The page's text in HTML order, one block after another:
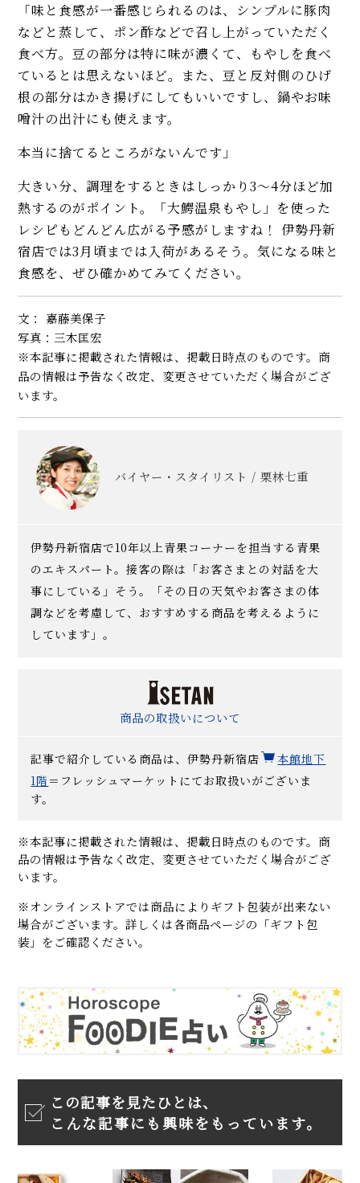
「味と食感が一番感じられるのは、シンプルに豚肉
などと蒸して、ポン酢などで召し上がっていただく
食べ方。豆の部分は特に味が濃くて、もやしを食べ
ているとは思えないほど。また、豆と反対側のひげ
根の部分はかき揚げにしてもいいですし、鍋やお味
噌汁の出汁にも使えます。
本当に捨てるところがないんです」
大きい分、調理をするときはしっかり3〜4分ほど加
熱するのがポイント。「大鰐温泉もやし」を使った
レシピもどんどん広がる予感がしますね！ 伊勢丹新
宿店では3月頃までは入荷があるそう。気になる味と
食感を、ぜひ確かめてみてください。
文： 嘉藤美保子
写真：三木匡宏
※本記事に掲載された情報は、掲載日時点のものです。商
品の情報は予告なく改定、変更させていただく場合がござ
います。
バイヤー・スタイリスト / 栗林七重
伊勢丹新宿店で10年以上青果コーナーを担当する青果
のエキスパート。接客の際は「お客さまとの対話を大
事にしている」そう。「その日の天気やお客さまの体
調などを考慮して、おすすめする商品を考えるように
しています」。
商品の取扱いについて
記事で紹介している商品は、伊勢丹新宿店
本館地下
1階 ＝フレッシュマーケットにてお取扱いがございま
す。
※本記事に掲載された情報は、掲載日時点のものです。商
品の情報は予告なく改定、変更させていただく場合がござ
います。
※オンラインストアでは商品によりギフト包装が出来ない
場合がございます。詳しくは各商品ページの「ギフト包
装」をご確認ください。
この記事を見たひとは、
こんな記事にも興味をもっています。